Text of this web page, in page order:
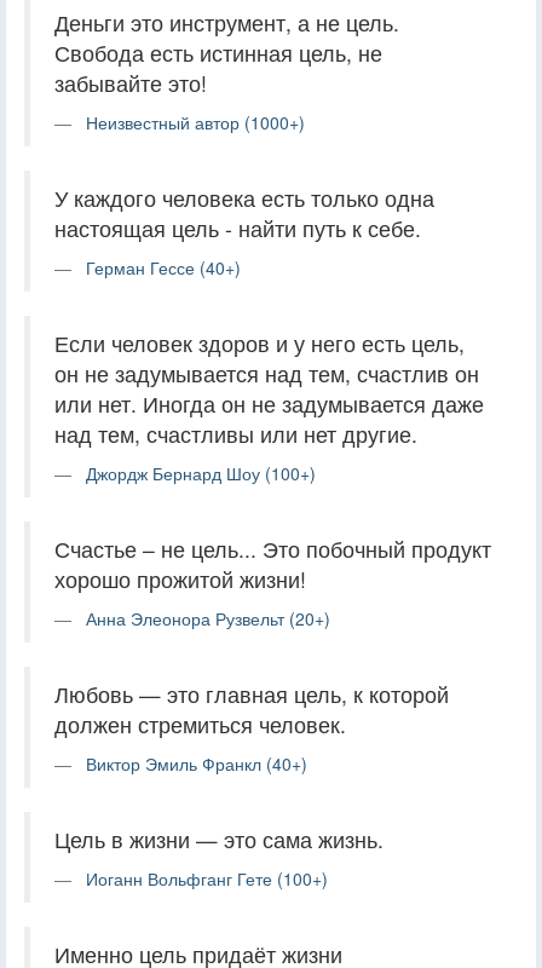
Деньги это инструмент, а не цель.
Свобода есть истинная цель, не
забывайте это!
Неизвестный автор (1000+)
У каждого человека есть только одна
настоящая цель - найти путь к себе.
Герман Гессе (40+)
Если человек здоров и у него есть цель,
он не задумывается над тем, счастлив он
или нет. Иногда он не задумывается даже
над тем, счастливы или нет другие.
Джордж Бернард Шоу (100+)
Счастье – не цель... Это побочный продукт
хорошо прожитой жизни!
Анна Элеонора Рузвельт (20+)
Любовь — это главная цель, к которой
должен стремиться человек.
Виктор Эмиль Франкл (40+)
Цель в жизни — это сама жизнь.
Иоганн Вольфганг Гете (100+)
Именно цель придаёт жизни